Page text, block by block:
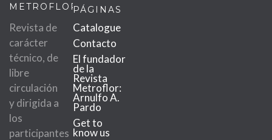
METROFLOR
Revista de
carácter
técnico, de
libre
circulación
y dirigida a
los
participantes
PÁGINAS
Catalogue
Contacto
El fundador
de la
Revista
Metroflor:
Arnulfo A.
Pardo
Get to
know us